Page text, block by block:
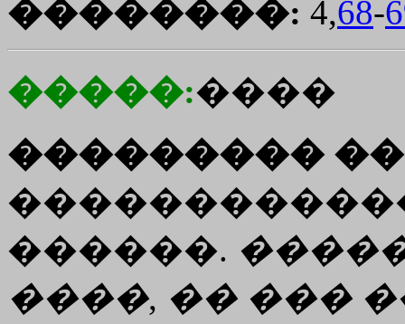
��������: 4,68-
�����:����
���������
������.
����, �� ���